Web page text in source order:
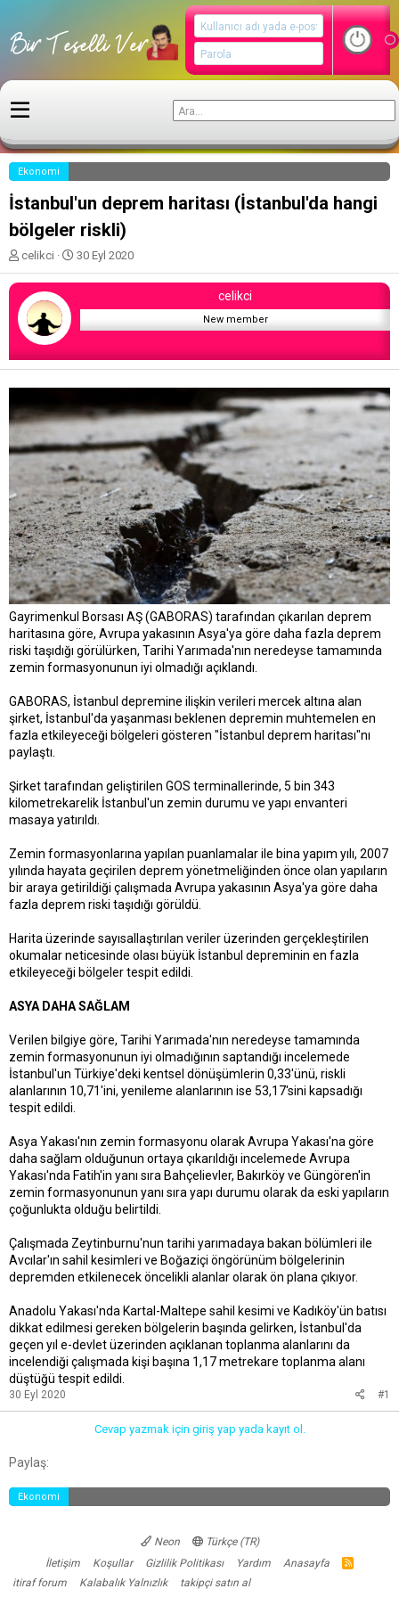
Ekonomi
İstanbul'un deprem haritası (İstanbul'da hangi
bölgeler riskli)
K
o
n
u
u
a
a
a
celikci
B
a
ş
n
ı
a
i
h
i
30 Eyl 2020
celikci
New member
Gayrimenkul Borsası AŞ (GABORAS) tarafından çıkarılan deprem
haritasına göre, Avrupa yakasının Asya'ya göre daha fazla deprem
riski taşıdığı görülürken, Tarihi Yarımada'nın neredeyse tamamında
zemin formasyonunun iyi olmadığı açıklandı.
GABORAS, İstanbul depremine ilişkin verileri mercek altına alan
şirket, İstanbul'da yaşanması beklenen depremin muhtemelen en
fazla etkileyeceği bölgeleri gösteren "İstanbul deprem haritası"nı
paylaştı.
Şirket tarafından geliştirilen GOS terminallerinde, 5 bin 343
kilometrekarelik İstanbul'un zemin durumu ve yapı envanteri
masaya yatırıldı.
Zemin formasyonlarına yapılan puanlamalar ile bina yapım yılı, 2007
yılında hayata geçirilen deprem yönetmeliğinden önce olan yapıların
bir araya getirildiği çalışmada Avrupa yakasının Asya'ya göre daha
fazla deprem riski taşıdığı görüldü.
Harita üzerinde sayısallaştırılan veriler üzerinden gerçekleştirilen
okumalar neticesinde olası büyük İstanbul depreminin en fazla
etkileyeceği bölgeler tespit edildi.
ASYA DAHA SAĞLAM
Verilen bilgiye göre, Tarihi Yarımada'nın neredeyse tamamında
zemin formasyonunun iyi olmadığının saptandığı incelemede
İstanbul'un Türkiye'deki kentsel dönüşümlerin 0,33'ünü, riskli
alanlarının 10,71'ini, yenileme alanlarının ise 53,17'sini kapsadığı
tespit edildi.
Asya Yakası'nın zemin formasyonu olarak Avrupa Yakası'na göre
daha sağlam olduğunun ortaya çıkarıldığı incelemede Avrupa
Yakası'nda Fatih'in yanı sıra Bahçelievler, Bakırköy ve Güngören'in
zemin formasyonunun yanı sıra yapı durumu olarak da eski yapıların
çoğunlukta olduğu belirtildi.
Çalışmada Zeytinburnu'nun tarihi yarımadaya bakan bölümleri ile
Avcılar'ın sahil kesimleri ve Boğaziçi öngörünüm bölgelerinin
depremden etkilenecek öncelikli alanlar olarak ön plana çıkıyor.
Anadolu Yakası'nda Kartal-Maltepe sahil kesimi ve Kadıköy'ün batısı
dikkat edilmesi gereken bölgelerin başında gelirken, İstanbul'da
geçen yıl e-devlet üzerinden açıklanan toplanma alanlarını da
incelendiği çalışmada kişi başına 1,17 metrekare toplanma alanı
düştüğü tespit edildi.
30 Eyl 2020 #1
Cevap yazmak için giriş yap yada kayıt ol.
Paylaş:
Ekonomi
Neon
Türkçe (TR)
İletişim
Koşullar Gizlilik Politikası Yardım Anasayfa
R
itiraf forum Kalabalık Yalnızlık takipçi satın al